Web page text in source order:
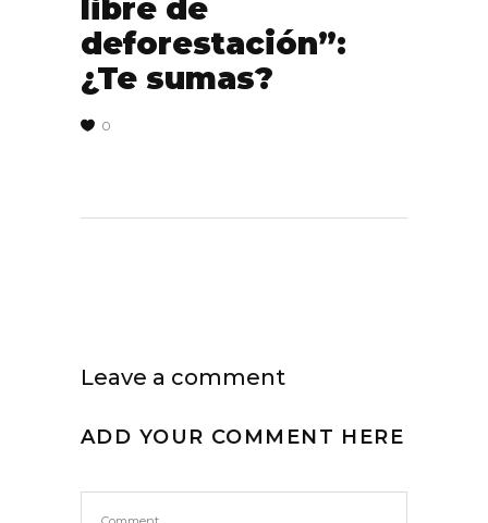
libre de
deforestación”:
¿Te sumas?
0
Leave a comment
ADD YOUR COMMENT HERE